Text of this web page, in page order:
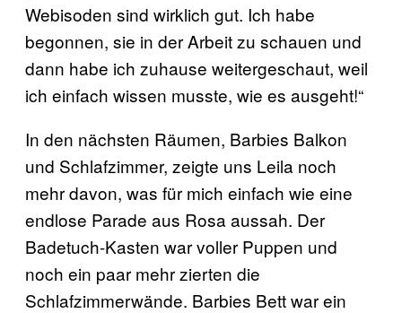
Webisoden sind wirklich gut. Ich habe
begonnen, sie in der Arbeit zu schauen und
dann habe ich zuhause weitergeschaut, weil
ich einfach wissen musste, wie es ausgeht!“
In den nächsten Räumen, Barbies Balkon
und Schlafzimmer, zeigte uns Leila noch
mehr davon, was für mich einfach wie eine
endlose Parade aus Rosa aussah. Der
Badetuch-Kasten war voller Puppen und
noch ein paar mehr zierten die
Schlafzimmerwände. Barbies Bett war ein